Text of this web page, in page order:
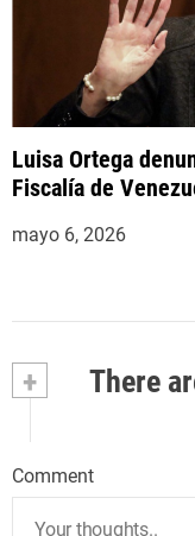
Luisa Ortega
Fiscalía de
mayo 6, 2026
+ There
Comment